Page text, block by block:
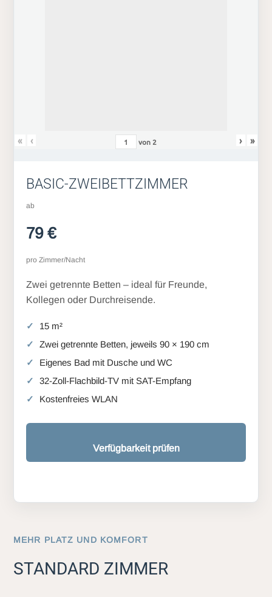
« ‹ von 2 › »
BASIC-ZWEIBETTZIMMER
ab
79 €
pro Zimmer/Nacht
Zwei getrennte Betten – ideal für Freunde,
Kollegen oder Durchreisende.
15 m²
Zwei getrennte Betten, jeweils 90 × 190 cm
Eigenes Bad mit Dusche und WC
32-Zoll-Flachbild-TV mit SAT-Empfang
Kostenfreies WLAN
Verfügbarkeit prüfen
MEHR PLATZ UND KOMFORT
STANDARD ZIMMER